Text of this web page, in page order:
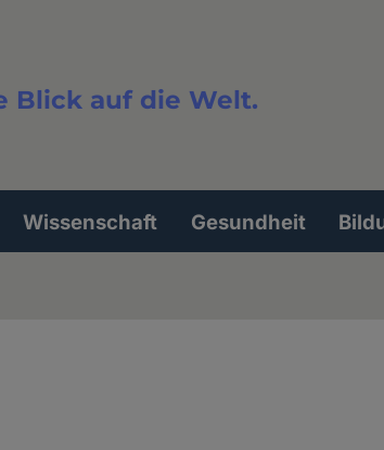
Blick auf die Welt.
Wissenschaft Gesundheit